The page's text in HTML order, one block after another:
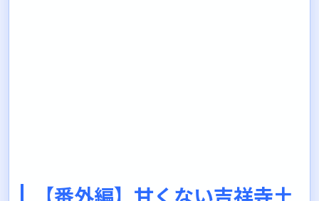
【番外編】甘くない吉祥寺土